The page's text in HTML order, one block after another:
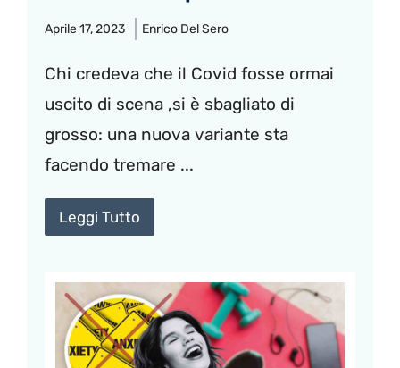
Aprile 17, 2023 Enrico Del Sero
Chi credeva che il Covid fosse ormai
uscito di scena ,si è sbagliato di
grosso: una nuova variante sta
facendo tremare ...
Leggi Tutto